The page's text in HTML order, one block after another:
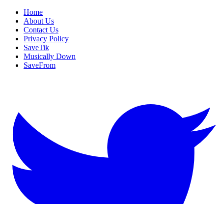
Home
About Us
Contact Us
Privacy Policy
SaveTik
Musically Down
SaveFrom